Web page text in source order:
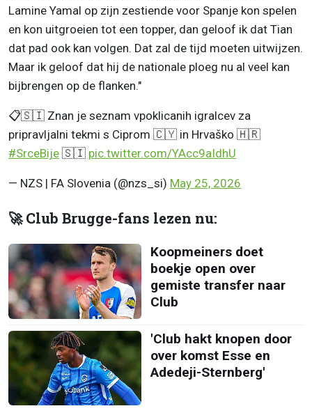
Lamine Yamal op zijn zestiende voor Spanje kon spelen
en kon uitgroeien tot een topper, dan geloof ik dat Tian
dat pad ook kan volgen. Dat zal de tijd moeten uitwijzen.
Maar ik geloof dat hij de nationale ploeg nu al veel kan
bijbrengen op de flanken."
📋🇸🇮 Znan je seznam vpoklicanih igralcev za
pripravljalni tekmi s Ciprom 🇨🇾 in Hrvaško 🇭🇷
#SrceBije 🇸🇮 pic.twitter.com/YAcc9aIdhU
— NZS | FA Slovenia (@nzs_si) May 25, 2026
🚀 Club Brugge-fans lezen nu:
Koopmeiners doet
boekje open over
gemiste transfer naar
Club
'Club hakt knopen door
over komst Esse en
Adedeji-Sternberg'